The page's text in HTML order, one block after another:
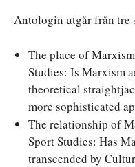
Antologin utgår från tre
The place of
Studies: Is Marxism
theoretical
more sophisticated
The relationship of
Sport Studies: Has
transcended by